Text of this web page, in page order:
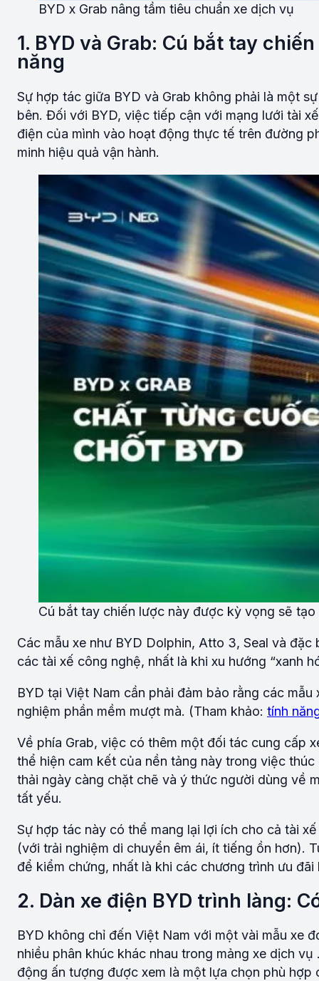
BYD x Grab nâng tầm tiêu chuẩn xe dịch vụ
1. BYD và Grab: Cú bắt tay
năng
Sự hợp tác giữa BYD và Grab không phải là một
bên. Đối với BYD, việc tiếp cận với mạng lưới tài
điện của mình vào hoạt động thực tế trên đường
minh hiệu quả vận hành.
Cú bắt tay chiến lược này được kỳ vọng sẽ
Các mẫu xe như BYD Dolphin, Atto 3, Seal và
các tài xế công nghệ, nhất là khi xu hướng “xanh
BYD tại Việt Nam cần phải đảm bảo rằng các
nghiệm phần mềm mượt mà. (Tham khảo: tính
Về phía Grab, việc có thêm một đối tác cung cấp
thể hiện cam kết của nền tảng này trong việc
thải ngày càng chặt chẽ và ý thức người dùng về
tất yếu.
Sự hợp tác này có thể mang lại lợi ích cho cả tài
(với trải nghiệm di chuyển êm ái, ít tiếng ồn hơn).
để kiểm chứng, nhất là khi các chương trình ưu
2. Dàn xe điện BYD trình làng:
BYD không chỉ đến Việt Nam với một vài mẫu xe
nhiều phân khúc khác nhau trong mảng xe dịch
động ấn tượng được xem là một lựa chọn phù